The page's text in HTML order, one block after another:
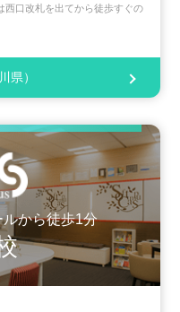
西口改札を出てから徒歩すぐの
県）
から徒歩1分